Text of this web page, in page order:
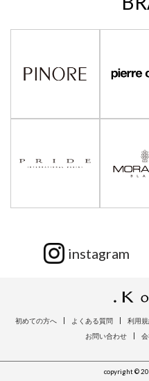
instagram
初めての方へ よくある質問 利用
お問い合わせ
copyright ©